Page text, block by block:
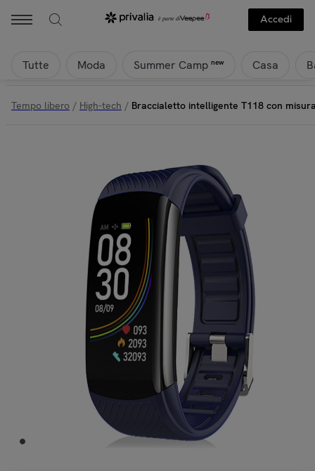
Accedi
Tutte Moda Summer Camp new Casa
Tempo libero / High-tech / Braccialetto intelligente T118 con